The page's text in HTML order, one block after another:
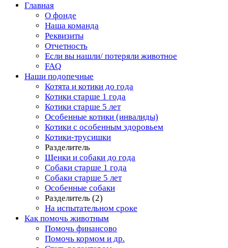
Главная
О фонде
Наша команда
Реквизиты
Отчетность
Если вы нашли/ потеряли животное
FAQ
Наши подопечные
Котята и котики до года
Котики старше 1 года
Котики старше 5 лет
Особенные котики (инвалиды)
Котики с особенным здоровьем
Котики-трусишки
Разделитель
Щенки и собаки до года
Собаки старше 1 года
Собаки старше 5 лет
Особенные собаки
Разделитель (2)
На испытательном сроке
Как помочь животным
Помочь финансово
Помочь кормом и др.